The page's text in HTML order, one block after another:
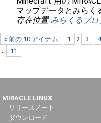
マップデータとみらく
存在位置 みらくるブロ
« 前の 10 アイテム 1 2 3
...
11
MIRACLE LINUX
リリースノート
ダウンロード